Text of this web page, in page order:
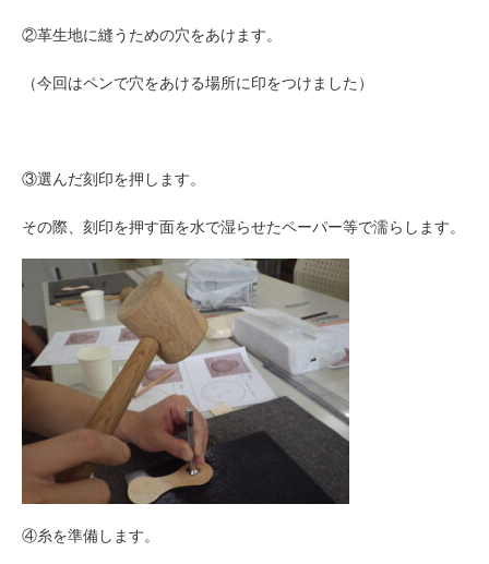
②革生地に縫うための穴をあけます。
（今回はペンで穴をあける場所に印をつけました）
③選んだ刻印を押します。
その際、刻印を押す面を水で湿らせたペーパー等で濡らします。
④糸を準備します。